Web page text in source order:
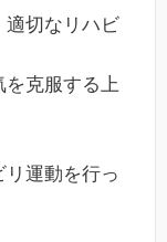
適切なリハビ
を克服する上
運動を行っ